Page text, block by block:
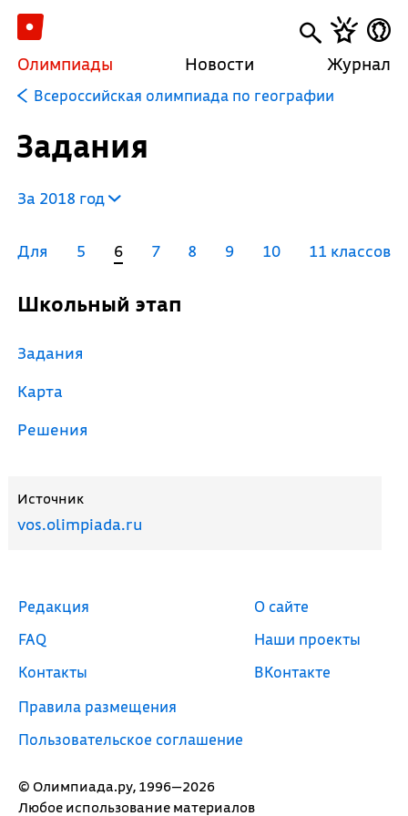
Олимпиады Новости Журнал
Всероссийская олимпиада по географии
Задания
За 2018 год
Для 5 6 7 8 9 10 11 классов
Школьный этап
Задания
Карта
Решения
Источник
vos.olimpiada.ru
© Олимпиада.ру, 1996—2026
Любое использование материалов
Редакция
FAQ
Контакты
Правила размещения
Пользовательское соглашение
О сайте
Наши проекты
ВКонтакте